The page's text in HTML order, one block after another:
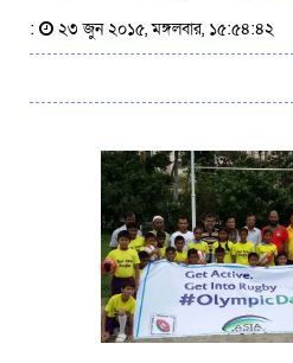
: ২৩ জুন ২০১৫, মঙ্গলবার, ১৫:৫৪:৪২